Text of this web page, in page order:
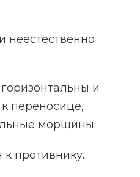
неестественно
и
переносице,
морщины.
противнику.